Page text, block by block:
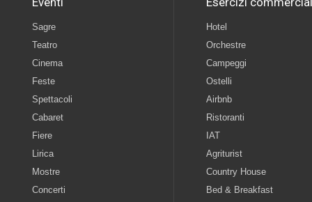
Sagre
Teatro
Cinema
Feste
Spettacoli
Cabaret
Fiere
Lirica
Mostre
Concerti
Hotel
Orchestre
Campeggi
Ostelli
Airbnb
Ristoranti
IAT
Agriturist
Country House
Bed & Breakfast